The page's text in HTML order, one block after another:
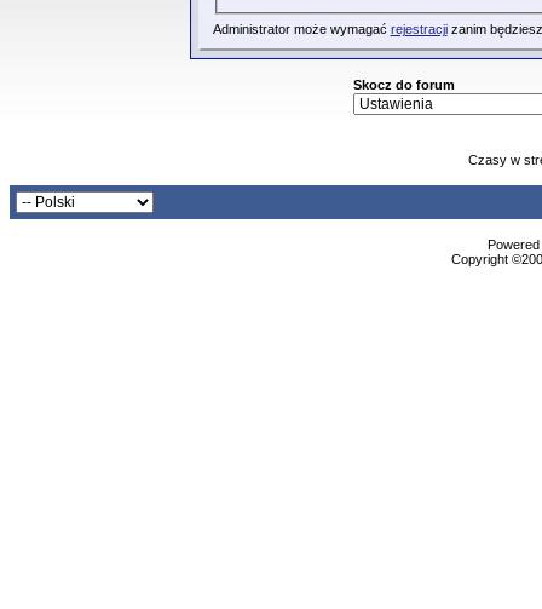
Administrator może wymagać rejestracjizanim
Skocz do forum
Czasy w
Copyright